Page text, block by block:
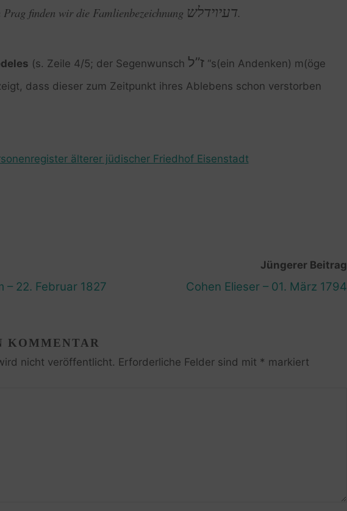
Prag finden wir die Famlienbezeichnung דעיוידלש.
(s. Zeile 4/5; der Segenwunsch ז”ל“s(ein Andenken) m(öge
dass dieser zum Zeitpunkt ihres Ablebens schon verstorben
älterer jüdischer Friedhof Eisenstadt
– 22. Februar 1827
Jüngerer Beitrag
Cohen Elieser – 01. März 1794
KOMMENTAR
nicht veröffentlicht. Erforderliche Felder sind mit * markiert